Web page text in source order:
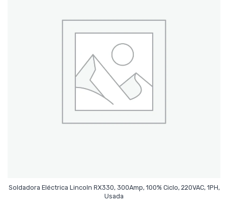
Soldadora Eléctrica Lincoln RX330, 300Amp, 100% Ciclo, 220VAC, 1PH,
Usada
Leer Más